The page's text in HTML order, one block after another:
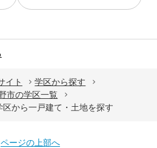
イト
学区から探す
市の学区一覧
から一戸建て・土地を探す
ページの上部へ